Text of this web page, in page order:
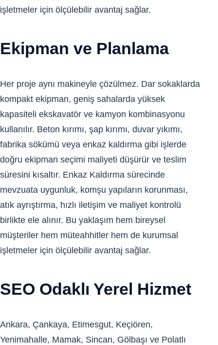
işletmeler için ölçülebilir avantaj sağlar.
Ekipman ve Planlama
Her proje aynı makineyle çözülmez. Dar sokaklarda
kompakt ekipman, geniş sahalarda yüksek
kapasiteli ekskavatör ve kamyon kombinasyonu
kullanılır. Beton kırımı, şap kırımı, duvar yıkımı,
fabrika sökümü veya enkaz kaldırma gibi işlerde
doğru ekipman seçimi maliyeti düşürür ve teslim
süresini kısaltır. Enkaz Kaldırma sürecinde
mevzuata uygunluk, komşu yapıların korunması,
atık ayrıştırma, hızlı iletişim ve maliyet kontrolü
birlikte ele alınır. Bu yaklaşım hem bireysel
müşteriler hem müteahhitler hem de kurumsal
işletmeler için ölçülebilir avantaj sağlar.
SEO Odaklı Yerel Hizmet
Ankara, Çankaya, Etimesgut, Keçiören,
Yenimahalle, Mamak, Sincan, Gölbaşı ve Polatlı